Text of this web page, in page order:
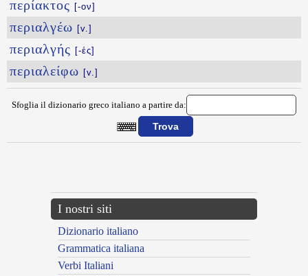
περίακτος [-ον]
περιαλγέω [v.]
περιαλγής [-ές]
περιαλείφω [v.]
Sfoglia il dizionario greco italiano a partire da:
I nostri siti
Dizionario italiano
Grammatica italiana
Verbi Italiani